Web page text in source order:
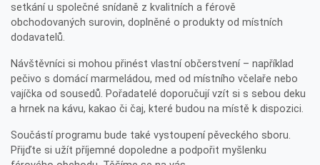
setkání u společné snídaně z kvalitních a férově
obchodovaných surovin, doplněné o produkty od místních
dodavatelů.
Návštěvníci si mohou přinést vlastní občerstvení – například
pečivo s domácí marmeládou, med od místního včelaře nebo
vajíčka od sousedů. Pořadatelé doporučují vzít si s sebou deku
a hrnek na kávu, kakao či čaj, které budou na místě k dispozici.
Součástí programu bude také vystoupení pěveckého sboru.
Přijďte si užít příjemné dopoledne a podpořit myšlenku